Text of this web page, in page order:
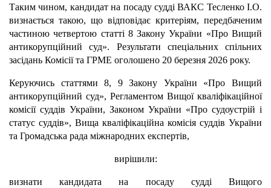
Таким чином, кандидат на посаду судді ВАКС Тесленко І.О.
визнається такою, що відповідає критеріям, передбаченим
частиною четвертою статті 8 Закону України «Про Вищий
антикорупційний суд». Результати спеціальних спільних
засідань Комісії та ГРМЕ оголошено 20 березня 2026 року.
Керуючись статтями 8, 9 Закону України «Про Вищий
антикорупційний суд», Регламентом Вищої кваліфікаційної
комісії суддів України, Законом України «Про судоустрій і
статус суддів», Вища кваліфікаційна комісія суддів України
та Громадська рада міжнародних експертів,
вирішили:
визнати кандидата на посаду судді Вищого